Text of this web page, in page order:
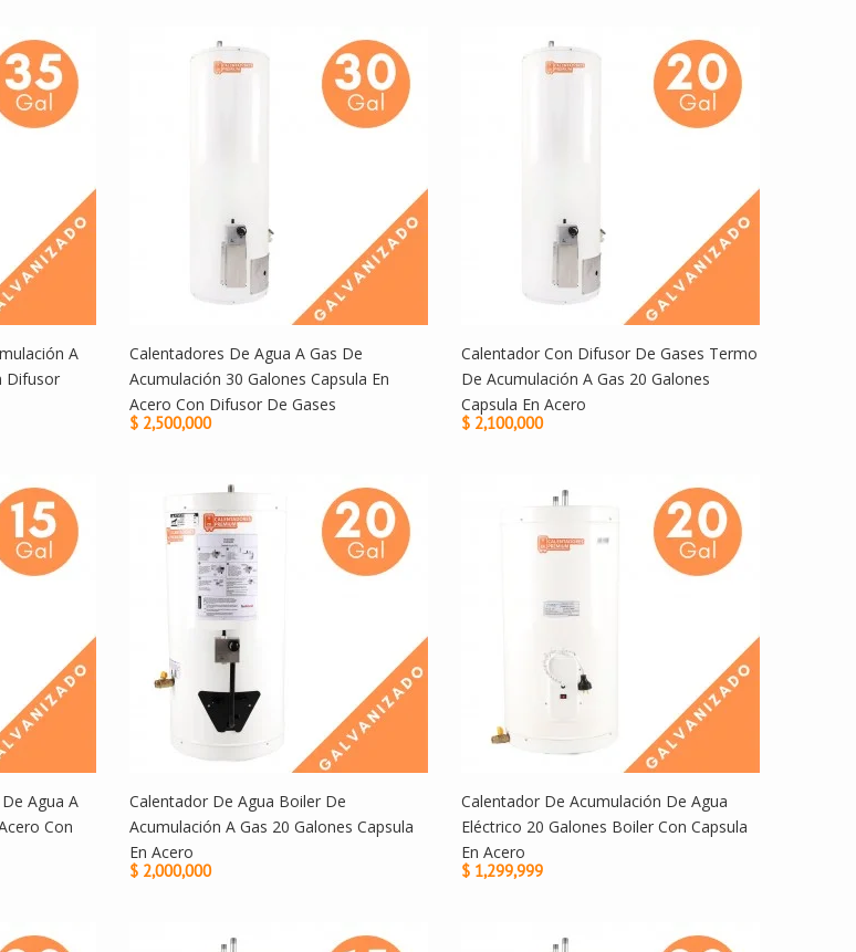
A
Difusor
Calentadores De Agua A Gas De
Acumulación 30 Galones Capsula En
Acero Con Difusor De Gases
$ 2,500,000
Calentador Con Difusor De Gases Termo
De Acumulación A Gas 20 Galones
Capsula En Acero
$ 2,100,000
Agua A
Con
Calentador De Agua Boiler De
Acumulación A Gas 20 Galones Capsula
En Acero
$ 2,000,000
Calentador De Acumulación De Agua
Eléctrico 20 Galones Boiler Con Capsula
En Acero
$ 1,299,999